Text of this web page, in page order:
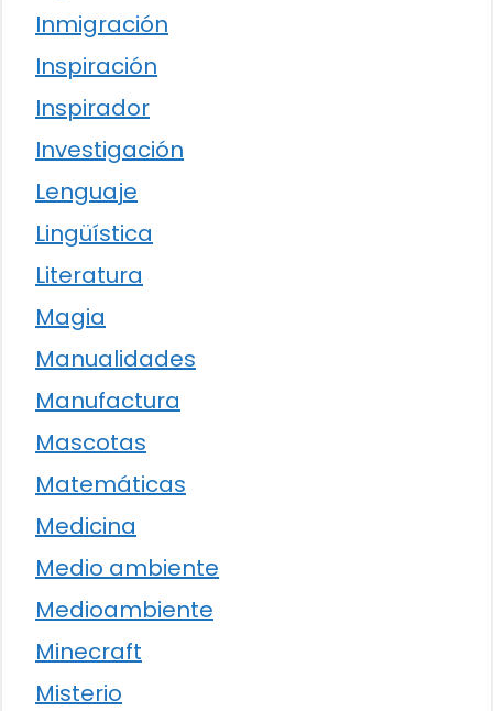
Inmigración
Inspiración
Inspirador
Investigación
Lenguaje
Lingüística
Literatura
Magia
Manualidades
Manufactura
Mascotas
Matemáticas
Medicina
Medio ambiente
Medioambiente
Minecraft
Misterio